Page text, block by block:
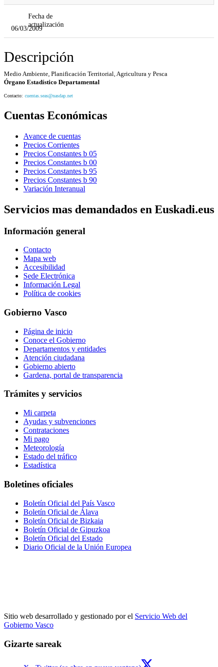
Fecha de
actualización
06/03/2009
Descripción
Medio Ambiente, Planificación Territorial, Agricultura y Pesca
Órgano Estadístico Departamental
Contacto: cuentas.seas@nasdap.net
Cuentas Económicas
Avance de cuentas
Precios Corrientes
Precios Constantes b 05
Precios Constantes b 00
Precios Constantes b 95
Precios Constantes b 90
Variación Interanual
Servicios mas demandados en Euskadi.eus
Información general
Contacto
Mapa web
Accesibilidad
Sede Electrónica
Información Legal
Política de cookies
Gobierno Vasco
Página de inicio
Conoce el Gobierno
Departamentos y entidades
Atención ciudadana
Gobierno abierto
Gardena, portal de transparencia
Trámites y servicios
Mi carpeta
Ayudas y subvenciones
Contrataciones
Mi pago
Meteorología
Estado del tráfico
Estadística
Boletines oficiales
Boletín Oficial del País Vasco
Boletín Oficial de Álava
Boletín Oficial de Bizkaia
Boletín Oficial de Gipuzkoa
Boletín Oficial del Estado
Diario Oficial de la Unión Europea
Sitio web desarrollado y gestionado por el Servicio Web del
Gobierno Vasco
Gizarte sareak